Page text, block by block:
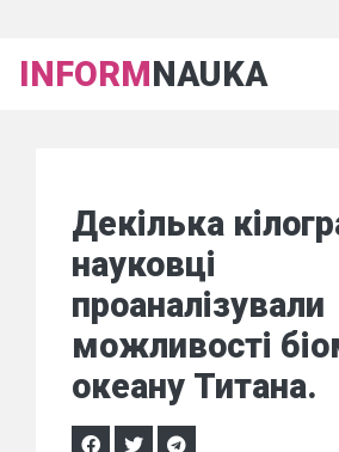
INFORMNAUKA
Декілька
науковці
проаналізували
можливості
океану Титана.